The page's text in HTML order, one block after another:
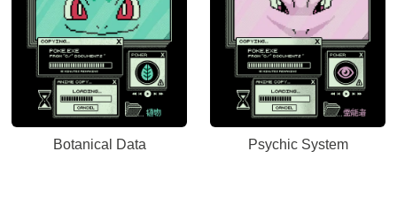
Botanical Data Psychic System